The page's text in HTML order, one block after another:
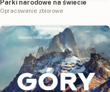
Parki narodowe na świecie
Opracowanie zbiorowe